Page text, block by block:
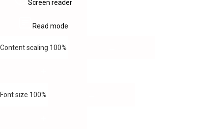
Screen reader
Read mode
Content scaling 100%
Font size 100%